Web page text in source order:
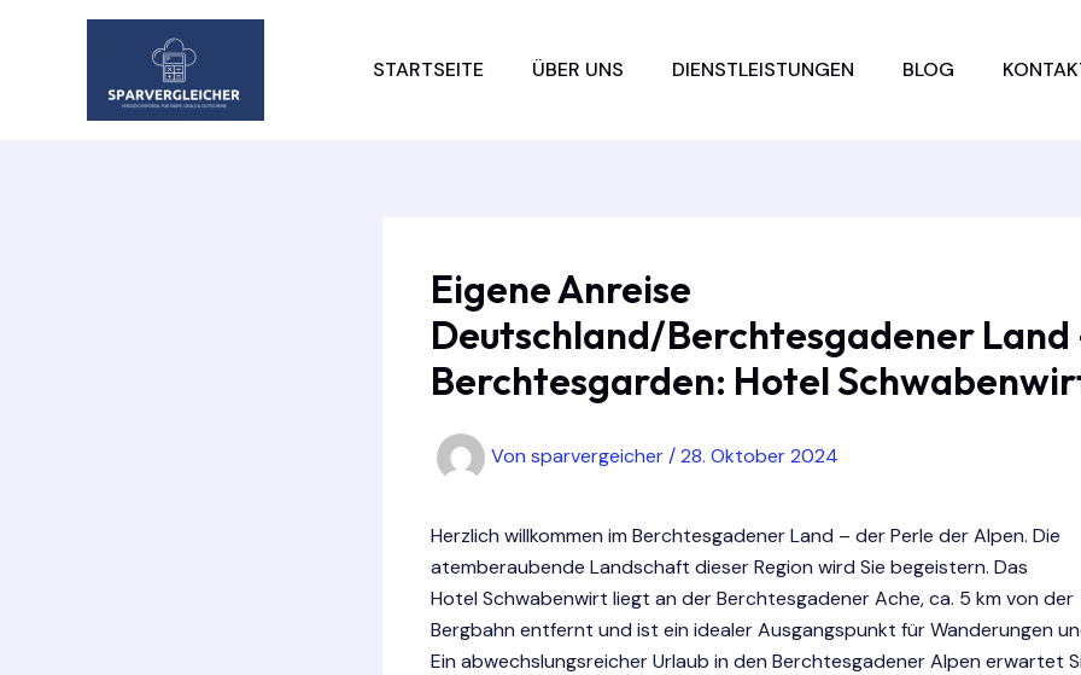
STARTSEITE ÜBER UNS DIENSTLEISTUNGEN BLOG
Eigene Anreise
Deutschland/Berchtesgadener Land
Berchtesgarden: Hotel
Von sparvergeicher /28. Oktober 2024
​Herzlich willkommen im Berchtesgadener Land – der Perle der Alpen. Die
atemberaubende Landschaft dieser Region wird Sie begeistern. Das
Hotel Schwabenwirt liegt an der Berchtesgadener Ache, ca. 5 km von der
Bergbahn entfernt und ist ein idealer Ausgangspunkt für Wanderungen
Ein abwechslungsreicher Urlaub in den Berchtesgadener Alpen erwartet